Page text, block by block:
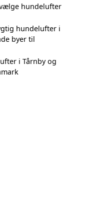
hundelufter
hundelufter i
byer til
i Tårnby og